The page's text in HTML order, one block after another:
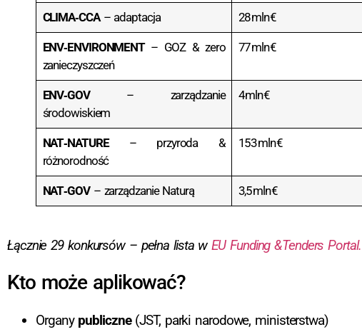
CLIMA‑CCA– adaptacja 28 mln €
ENV‑ENVIRONMENT– GOZ & zero
zanieczyszczeń
77 mln €
ENV‑GOV– zarządzanie
środowiskiem
4 mln €
NAT‑NATURE– przyroda &
różnorodność
153 mln €
NAT‑GOV– zarządzanie Naturą 3,5 mln €
Łącznie 29 konkursów – pełna lista wEU Funding & Tenders Portal.
Kto może aplikować?
Organy publiczne(JST, parki narodowe, ministerstwa)